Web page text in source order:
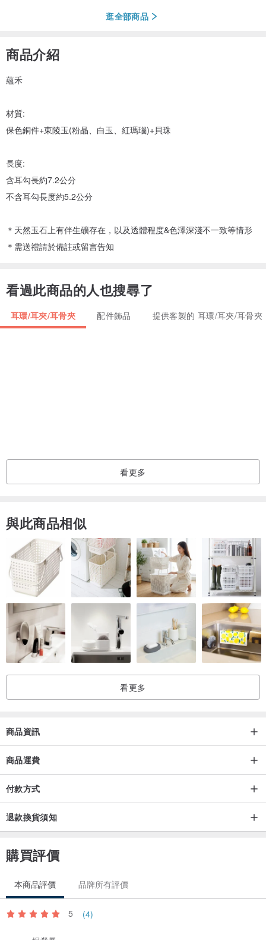
逛全部商品
商品介紹
蘊禾
材質:
保色銅件+東陵玉(粉晶、白玉、紅瑪瑙)+貝珠
長度:
含耳勾長約7.2公分
不含耳勾長度約5.2公分
＊天然玉石上有伴生礦存在，以及透體程度&色澤深淺不一致等情形
＊需送禮請於備註或留言告知
看過此商品的人也搜尋了
耳環/耳夾/耳骨夾 配件飾品 提供客製的 耳環/耳夾/耳骨夾
看更多
與此商品相似
看更多
商品資訊
商品運費
付款方式
退款換貨須知
購買評價
本商品評價 品牌所有評價
5 (4)